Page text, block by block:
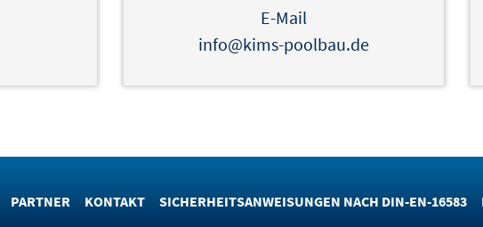
E-Mail
info@kims-poolbau.de
PARTNER KONTAKT SICHERHEITSANWEISUNGEN NACH DIN-EN-16583